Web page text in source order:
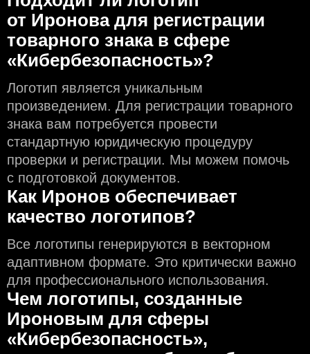
от Иронова для регистрации
товарного знака в сфере
«Кибербезопасность»?
Логотип является уникальным
произведением. Для регистрации товарного
знака вам потребуется провести
стандартную юридическую процедуру
проверки и регистрации. Мы можем помочь
с подготовкой документов.
Как Иронов обеспечивает
качество логотипов?
Все логотипы генерируются в векторном
адаптивном формате. Это критически важно
для профессионального использования.
Чем логотипы, созданные
Ироновым для сферы
«Кибербезопасность»,